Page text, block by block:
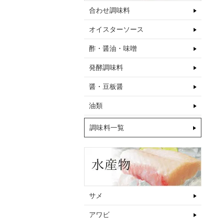
合わせ調味料
オイスターソース
酢・醤油・味噌
発酵調味料
醤・豆板醤
油類
調味料一覧
サメ
アワビ